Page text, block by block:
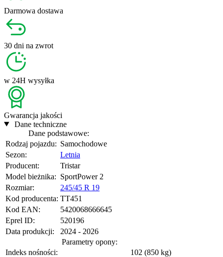
Darmowa dostawa
30 dni na zwrot
w 24H wysyłka
Gwarancja jakości
Dane techniczne
Dane podstawowe:
Rodzaj pojazdu: Samochodowe
Sezon:
Letnia
Producent:
Tristar
Model bieżnika: SportPower 2
Rozmiar:
245/45 R 19
Kod producenta: TT451
Kod EAN:
5420068666645
Eprel ID:
520196
Data produkcji:
2024 - 2026
Parametry opony:
Indeks nośności:
102 (850 kg)